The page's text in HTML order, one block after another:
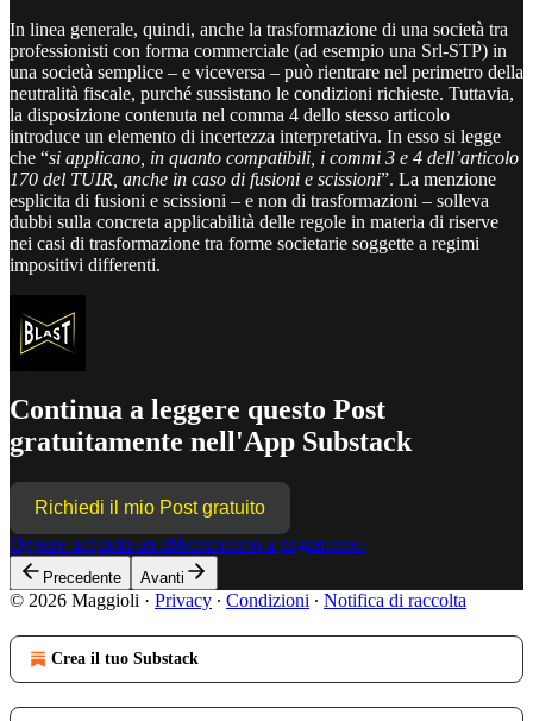
In linea generale, quindi, anche la trasformazione di una società tra
professionisti con forma commerciale (ad esempio una Srl-STP) in
una società semplice – e viceversa – può rientrare nel perimetro della
neutralità fiscale, purché sussistano le condizioni richieste. Tuttavia,
la disposizione contenuta nel comma 4 dello stesso articolo
introduce un elemento di incertezza interpretativa. In esso si legge
che “si applicano, in quanto compatibili, i commi 3 e 4 dell’articolo
170 del TUIR, anche in caso di fusioni e scissioni”. La menzione
esplicita di fusioni e scissioni – e non di trasformazioni – solleva
dubbi sulla concreta applicabilità delle regole in materia di riserve
nei casi di trasformazione tra forme societarie soggette a regimi
impositivi differenti.
Continua a leggere questo Post
gratuitamente nell'App Substack
Richiedi il mio Post gratuito
Oppure acquista un abbonamento a pagamento.
Precedente Avanti
© 2026 Maggioli · Privacy ∙ Condizioni ∙ Notifica di raccolta
Crea il tuo Substack